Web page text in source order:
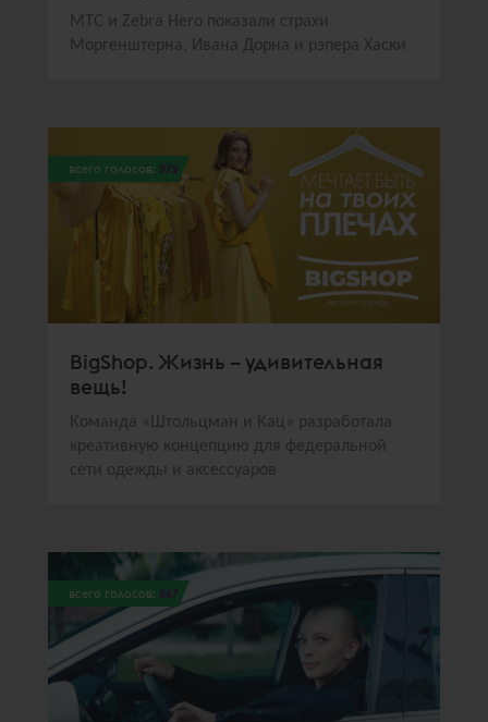
МТС и Zebra Hero показали страхи
Моргенштерна, Ивана Дорна и рэпера Хаски
всего голосов: 272
BigShop. Жизнь – удивительная
вещь!
Команда «Штольцман и Кац» разработала
креативную концепцию для федеральной
сети одежды и аксессуаров
всего голосов: 267